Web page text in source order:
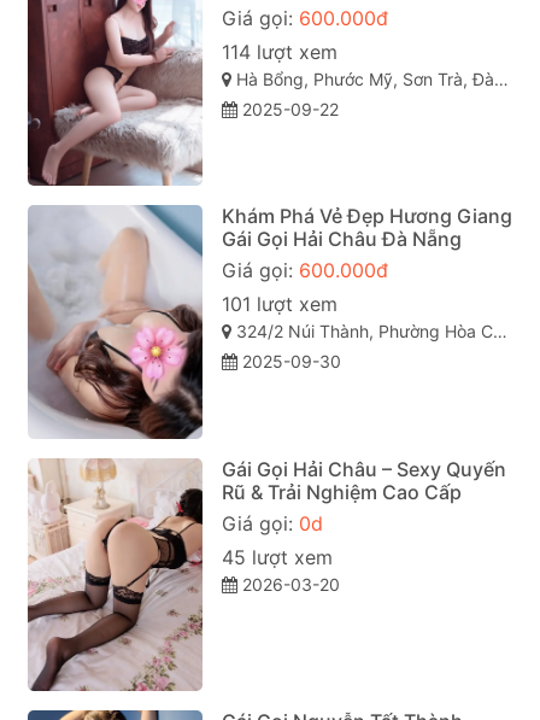
Giá gọi: 600.000đ
114 lượt xem
Hà Bổng, Phước Mỹ, Sơn Trà, Đà Nẵng
2025-09-22
Khám Phá Vẻ Đẹp Hương Giang
Gái Gọi Hải Châu Đà Nẵng
Giá gọi: 600.000đ
101 lượt xem
324/2 Núi Thành, Phường Hòa Cường Bắc, Quận Hải Châu, Thành phố Đà Nẵng
2025-09-30
Gái Gọi Hải Châu – Sexy Quyến
Rũ & Trải Nghiệm Cao Cấp
Giá gọi: 0d
45 lượt xem
2026-03-20